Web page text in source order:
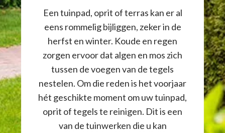
Een tuinpad, oprit of terras kan er al
eens rommelig bijliggen, zeker in de
herfst en winter. Koude en regen
zorgen ervoor dat algen en mos zich
tussen de voegen van de tegels
nestelen. Om die reden is het voorjaar
hét geschikte moment om uw tuinpad,
oprit of tegels te reinigen. Dit is een
van de tuinwerken die u kan